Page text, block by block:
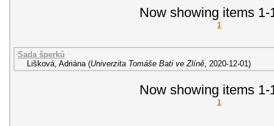
Now showing items 1-
1
Sada šperků
Lišková, Adriána (Univerzita Tomáše Bati ve Zlíně, 2020-12-01)
Now showing items 1-
1